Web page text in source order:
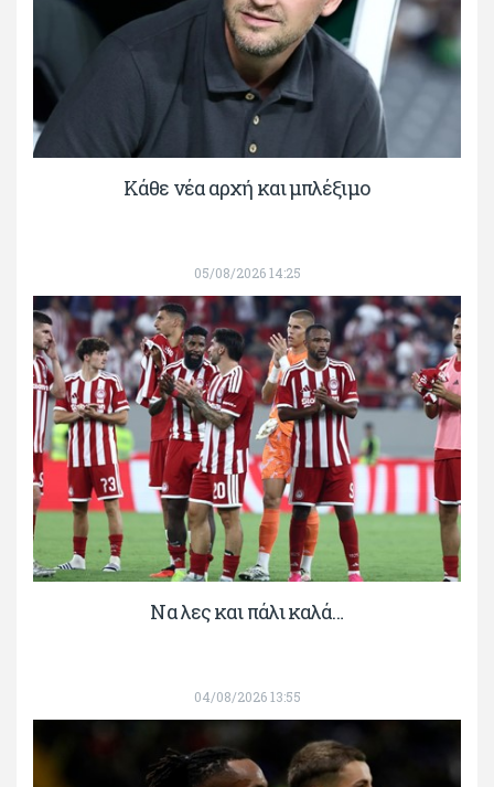
Κάθε νέα αρχή και μπλέξιμο
05/08/2026 14:25
Να λες και πάλι καλά…
04/08/2026 13:55